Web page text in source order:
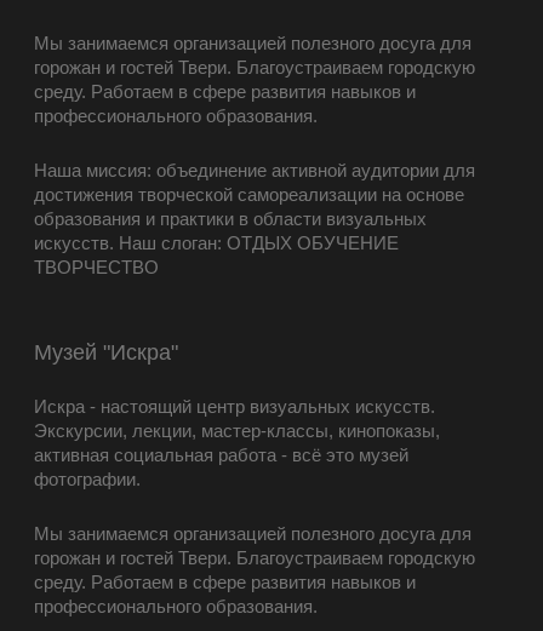
Мы занимаемся организацией полезного досуга для
горожан и гостей Твери. Благоустраиваем городскую
среду. Работаем в сфере развития навыков и
профессионального образования.
Наша миссия: объединение активной аудитории для
достижения творческой самореализации на основе
образования и практики в области визуальных
искусств. Наш слоган: ОТДЫХ ОБУЧЕНИЕ
ТВОРЧЕСТВО
Музей "Искра"
Искра - настоящий центр визуальных искусств.
Экскурсии, лекции, мастер-классы, кинопоказы,
активная социальная работа - всё это музей
фотографии.
Мы занимаемся организацией полезного досуга для
горожан и гостей Твери. Благоустраиваем городскую
среду. Работаем в сфере развития навыков и
профессионального образования.